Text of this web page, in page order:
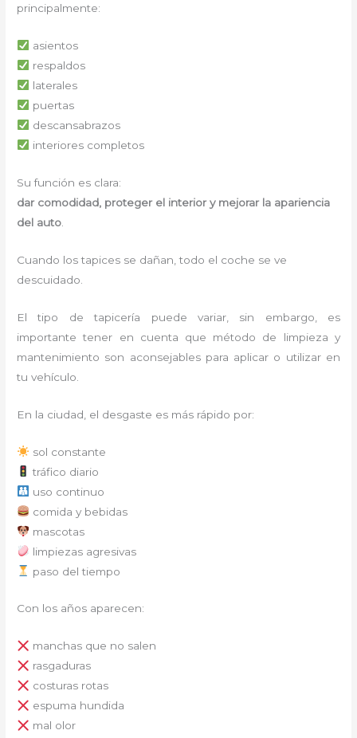
principalmente:
asientos
respaldos
laterales
puertas
descansabrazos
interiores completos
Su función es clara:
dar comodidad, proteger el interior y mejorar la apariencia
del auto
Cuando los tapices se dañan, todo el coche se ve
descuidado.
El tipo de tapicería puede variar, sin embargo, es
importante tener en cuenta que método de limpieza y
mantenimiento son aconsejables para aplicar o utilizar en
tu vehículo.
En la ciudad, el desgaste es más rápido por:
sol constante
tráfico diario
uso continuo
comida y bebidas
mascotas
limpiezas agresivas
paso del tiempo
Con los años aparecen:
manchas que no salen
rasgaduras
costuras rotas
espuma hundida
mal olor